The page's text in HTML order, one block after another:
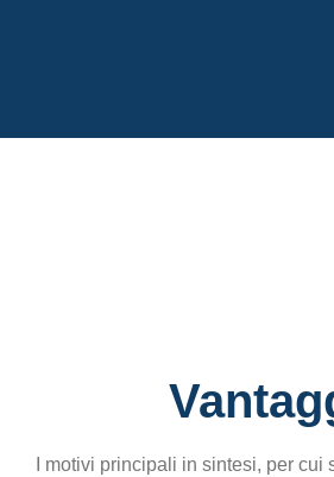
I motivi principali in sintesi, per cui